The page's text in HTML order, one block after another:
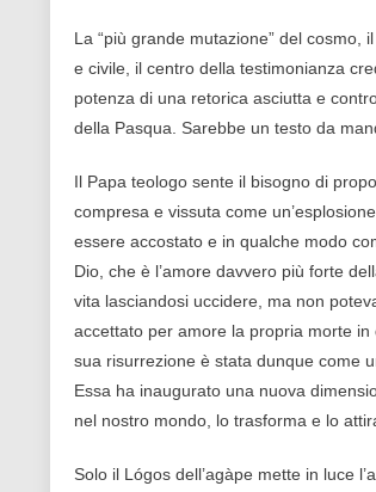
La “più grande mutazione” del cosmo,
e civile, il centro della testimonianza
potenza di una retorica asciutta e
della Pasqua. Sarebbe un testo da
Il Papa teologo sente il bisogno di
compresa e vissuta come
essere accostato e in qualche modo
Dio, che è l’amore davvero più forte
vita lasciandosi uccidere, ma non
accettato per amore la propria morte
sua risurrezione è stata dunque come
Essa ha inaugurato una nuova
nel nostro mondo, lo trasforma e lo
Solo il Lógos dell’agàpe mette in luce